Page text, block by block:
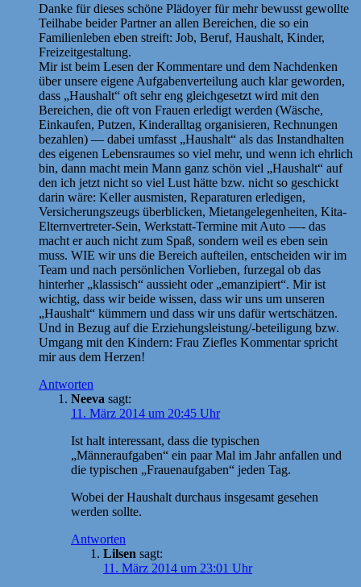
Danke für dieses schöne Plädoyer für mehr bewusst gewollte
Teilhabe beider Partner an allen Bereichen, die so ein
Familienleben eben streift: Job, Beruf, Haushalt, Kinder,
Freizeitgestaltung.
Mir ist beim Lesen der Kommentare und dem Nachdenken
über unsere eigene Aufgabenverteilung auch klar geworden,
dass „Haushalt“ oft sehr eng gleichgesetzt wird mit den
Bereichen, die oft von Frauen erledigt werden (Wäsche,
Einkaufen, Putzen, Kinderalltag organisieren, Rechnungen
bezahlen) — dabei umfasst „Haushalt“ als das Instandhalten
des eigenen Lebensraumes so viel mehr, und wenn ich ehrlich
bin, dann macht mein Mann ganz schön viel „Haushalt“ auf
den ich jetzt nicht so viel Lust hätte bzw. nicht so geschickt
darin wäre: Keller ausmisten, Reparaturen erledigen,
Versicherungszeugs überblicken, Mietangelegenheiten, Kita-
Elternvertreter-Sein, Werkstatt-Termine mit Auto —- das
macht er auch nicht zum Spaß, sondern weil es eben sein
muss. WIE wir uns die Bereich aufteilen, entscheiden wir im
Team und nach persönlichen Vorlieben, furzegal ob das
hinterher „klassisch“ aussieht oder „emanzipiert“. Mir ist
wichtig, dass wir beide wissen, dass wir uns um unseren
„Haushalt“ kümmern und dass wir uns dafür wertschätzen.
Und in Bezug auf die Erziehungsleistung/-beteiligung bzw.
Umgang mit den Kindern: Frau Ziefles Kommentar spricht
mir aus dem Herzen!
Antworten
Neeva sagt:
11. März 2014 um 20:45 Uhr
Ist halt interessant, dass die typischen
„Männeraufgaben“ ein paar Mal im Jahr anfallen und
die typischen „Frauenaufgaben“ jeden Tag.
Wobei der Haushalt durchaus insgesamt gesehen
werden sollte.
Antworten
Lilsen sagt:
11. März 2014 um 23:01 Uhr